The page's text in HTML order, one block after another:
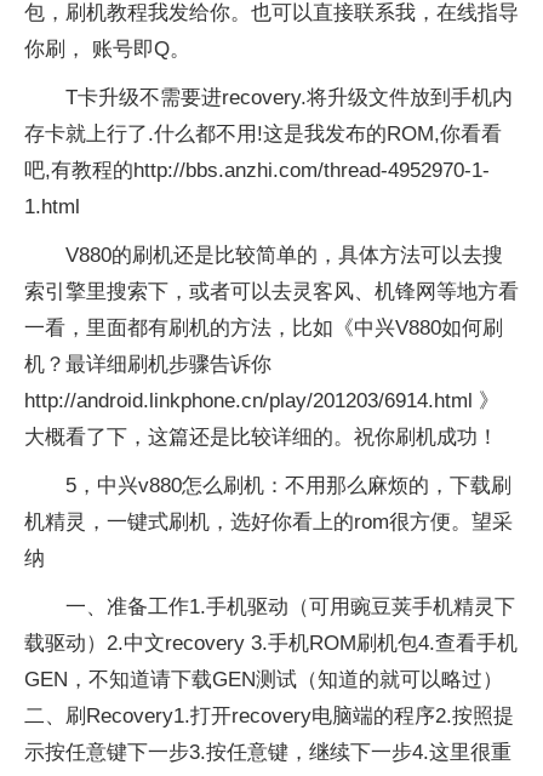
包，刷机教程我发给你。也可以直接联系我，在线指导
你刷， 账号即Q。
T卡升级不需要进recovery.将升级文件放到手机内
存卡就上行了.什么都不用!这是我发布的ROM,你看看
吧,有教程的http://bbs.anzhi.com/thread-4952970-1-
1.html
V880的刷机还是比较简单的，具体方法可以去搜
索引擎里搜索下，或者可以去灵客风、机锋网等地方看
一看，里面都有刷机的方法，比如《中兴V880如何刷
机？最详细刷机步骤告诉你
http://android.linkphone.cn/play/201203/6914.html 》
大概看了下，这篇还是比较详细的。祝你刷机成功！
5，中兴v880怎么刷机：不用那么麻烦的，下载刷
机精灵，一键式刷机，选好你看上的rom很方便。望采
纳
一、准备工作1.手机驱动（可用豌豆荚手机精灵下
载驱动）2.中文recovery 3.手机ROM刷机包4.查看手机
GEN，不知道请下载GEN测试（知道的就可以略过）
二、刷Recovery1.打开recovery电脑端的程序2.按照提
示按任意键下一步3.按任意键，继续下一步4.这里很重